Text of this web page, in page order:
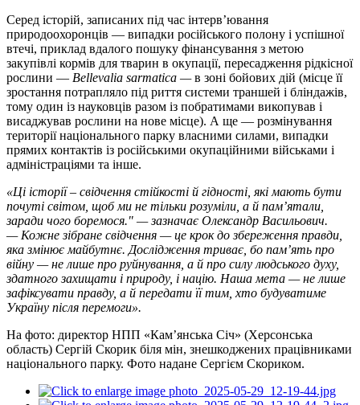
Серед історій, записаних під час інтерв’ювання
природоохоронців — випадки російського полону і успішної
втечі, приклад вдалого пошуку фінансування з метою
закупівлі кормів для тварин в окупації, пересадження рідкісної
рослини — Bellevalia sarmatica —в зоні бойових дій (місце її
зростання потрапляло під риття системи траншей і бліндажів,
тому один із науковців разом із побратимами викопував і
висаджував рослини на нове місце). А ще — розмінування
території національного парку власними силами, випадки
прямих контактів із російськими окупаційними військами і
адміністраціями та інше.
«Ці історії – свідчення стійкості й гідності, які мають бути
почуті світом, щоб ми не тільки розуміли, а й пам’ятали,
заради чого боремося." —зазначає Олександр Васильович.
— Кожне зібране свідчення —це крок до збереження правди,
яка змінює майбутнє. Дослідження триває, бо пам’ять про
війну — не лише про руйнування, а й про силу людського духу,
здатного захищати і природу, і націю. Наша мета — не лише
зафіксувати правду, а й передати її тим, хто будуватиме
Україну після перемоги».
На фото: директор НПП «Кам’янська Січ» (Херсонська
область) Сергій Скорик біля мін, знешкоджених працівниками
національного парку. Фото надане Сергієм Скориком.